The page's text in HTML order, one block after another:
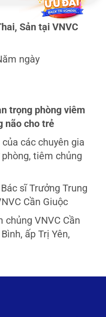
Sản tại VNVC
ngày
trọng phòng viêm
não cho trẻ
các chuyên gia
tiêm chủng
sĩ Trưởng Trung
Cần Giuộc
VNVC Cần
ấp Trị Yên,